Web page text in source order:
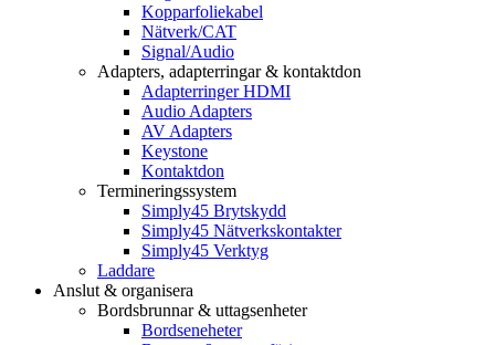
Kopparfoliekabel
Nätverk/CAT
Signal/Audio
Adapters, adapterringar & kontaktdon
Adapterringer HDMI
Audio Adapters
AV Adapters
Keystone
Kontaktdon
Termineringssystem
Simply45 Brytskydd
Simply45 Nätverkskontakter
Simply45 Verktyg
Laddare
Anslut & organisera
Bordsbrunnar & uttagsenheter
Bordseneheter